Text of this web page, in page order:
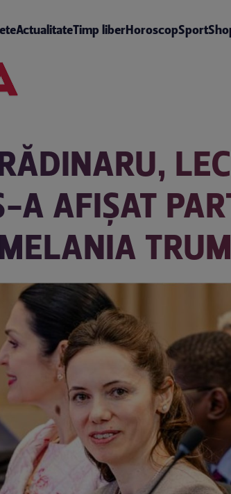
ActualitateTimp liberHoroscopSport
A AFIȘAT